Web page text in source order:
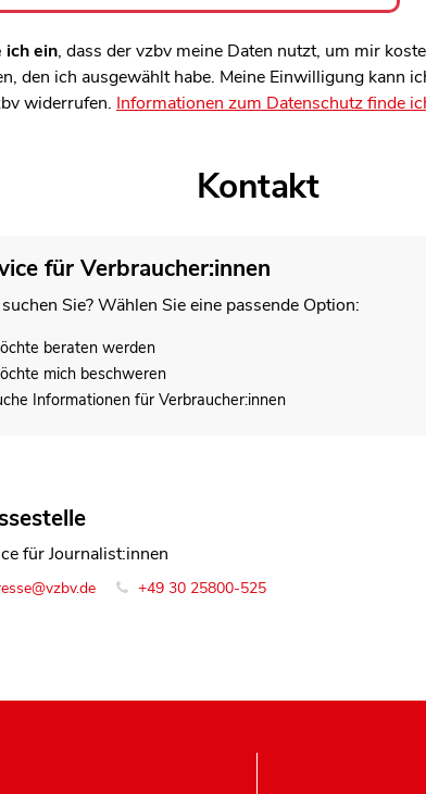
ein, dass der vzbv meine Daten nutzt, um mir
den ich ausgewählt habe. Meine Einwilligung kann
widerrufen. Informationen zum Datenschutz finde
Kontakt
für Verbraucher:innen
Sie? Wählen Sie eine passende Option:
beraten werden
mich beschweren
Informationen für Verbraucher:innen
für Journalist:innen
+49 30 25800-525